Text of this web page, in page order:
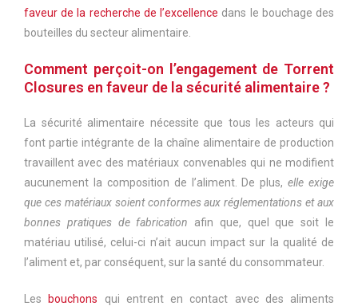
faveur de la recherche de l’excellence dans le bouchage des
bouteilles du secteur alimentaire.
Comment perçoit-on l’engagement de Torrent
Closures en faveur de la sécurité alimentaire ?
La sécurité alimentaire nécessite que tous les acteurs qui
font partie intégrante de la chaîne alimentaire de production
travaillent avec des matériaux convenables qui ne modifient
aucunement la composition de l’aliment. De plus,elle exige
que ces matériaux soient conformes aux réglementations et aux
bonnes pratiques de fabrication afin que, quel que soit le
matériau utilisé, celui-ci n’ait aucun impact sur la qualité de
l’aliment et, par conséquent, sur la santé du consommateur.
Les bouchons qui entrent en contact avec des aliments